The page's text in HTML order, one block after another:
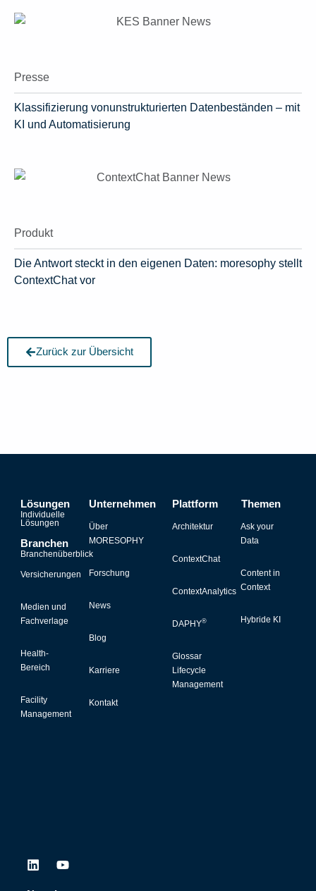
Presse
Klassifizierung vonunstrukturierten Datenbeständen – mit
KI und Automatisierung
Produkt
Die Antwort steckt in den eigenen Daten: moresophy stellt
ContextChat vor
Zurück zur Übersicht
L
Y
Lösungen
Individuelle
Lösungen
Branchen
Branchenüberblick
Versicherungen
Medien und
Fachverlage
Health-
Bereich
Facility
Management
Unternehmen
Über
MORESOPHY
Forschung
News
Blog
Karriere
Kontakt
Plattform
Architektur
ContextChat
ContextAnalytics
DAPHY®
Glossar
Lifecycle
Management
Themen
Ask your
Data
Content in
Context
Hybride KI